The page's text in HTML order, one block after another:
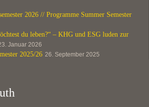
2026 // Programme Summer Semester
du leben?“ – KHG und ESG luden zur
Januar 2026
2025/26 26. September 2025